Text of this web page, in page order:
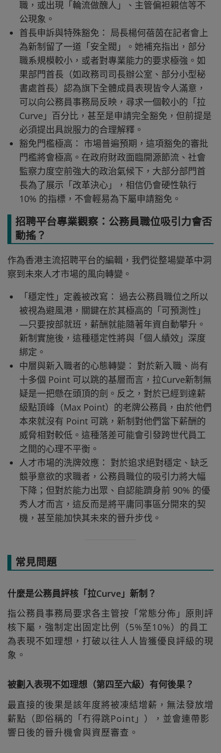
職，或出現「輪流做醜人」、主管偏袒親信等不
公現象。
首長申訴與特殊豁免： 局長楊何蓓茵在記者會上
為新制留了一道「安全閥」。她補充指出，部分
職系規模較小，或者對專業能力的要求極強。如
果部門首長（如政務司司長辦公室、部分小型秘
書處首長）認為旗下全體成員表現皆令人滿意，
可以向公務員事務局反映，尋求一個較小的「拉
Curve」百分比，甚至是申請完全豁免，但前提是
必須提出具說服力的合理解釋。
豁免門檻極高： 市場普遍預期，這項豁免的審批
門檻將會極高。在政府財政面臨開源節流、社會
監察力度空前強大的政治氣候下，大部分部門首
長為了展示「改革決心」，相信仍會硬性執行
10% 的指標，不會輕易為下屬申請豁免。
招聘平台專業觀察：公務員職位吸引力會否
動搖？
作為香港主流招聘平台的編輯，我們從整場變革中洞
察到未來人才市場的風向轉變。
「穩定性」定義被改寫： 過去公務員職位之所以
被視為避風港，關鍵在於其極高的「可預測性」
—只要按部就班，薪酬就能隨著年資自動攀升。
新制實施後，這種穩定性將與「個人績效」深度
綁定。
中層與新入職者的心態轉變： 對於新入職、尚有
十多個 Point 可以跳的基層而言，拉Curve新制無
疑是一把懸在頭頂的劍。反之，對於已經到達薪
級點頂峰（Max Point）的老牌公務員，由於他們
本來就沒有 Point 可跳，新制對他們當下薪酬的
威脅相對較低。這種落差可能會引發跨世代員工
之間的心理不平衡。
人才市場的洗牌效應： 對於追求絕對穩定、缺乏
競爭意欲的求職者，公務員職位的吸引力將大幅
下降；但對於能力出眾、自認能躋身前 90% 的優
秀人才而言，這反而是將平庸同事區分開來的契
機，甚至能加快其未來的晉升步伐。
常見問題
什麼是公務員評核「拉Curve」新制？
指公務員事務局要求各主管按「常態分佈」原則評
核下屬，強制定出固定比例（5%至10%）的員工
為表現不如理想，打破以往人人皆獲優良評級的現
象。
被劃入表現不如理想（第四至六級）有何後果？
最直接的後果是該年度將被凍結增薪，無法發放增
薪點（即俗稱的「冇得跳Point」），並會連帶影
響日後的晉升機會與資歷審查。